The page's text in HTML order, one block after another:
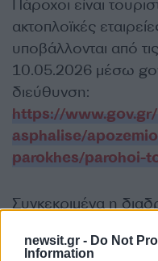
newsit.gr - Do Not
Information
Πάροχοι είναι
ακτοπλοϊκές
υποβάλλονται από
10.05.2026 μέσω
διεύθυνση:
https://
asphalise/
parokhes/parohoi-
Συγκεκριμένα η
Παροχές →